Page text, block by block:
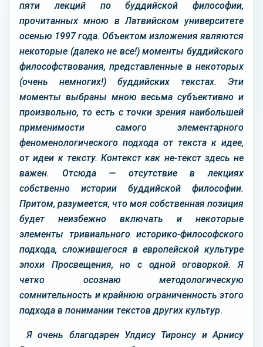
пяти лекций по буддийской философии,
прочитанных мною в Латвийском университете
осенью 1997 года. Объектом изложения являются
некоторые (далеко не все!) моменты буддийского
философствования, представленные в некоторых
(очень немногих!) буддийских текстах. Эти
моменты выбраны мною весьма субъективно и
произвольно, то есть с точки зрения наибольшей
применимости самого элементарного
феноменологического подхода от текста к идее,
от идеи к тексту. Контекст как не-текстздесь не
важен. Отсюда — отсутствие в лекциях
собственно истории буддийской философии.
Притом, разумеется, что моя собственная позиция
будет неизбежно включать и некоторые
элементы тривиального историко-философского
подхода, сложившегося в европейской культуре
эпохи Просвещения, но с одной оговоркой. Я
четко осознаю методологическую
сомнительность и крайнюю ограниченность этого
подхода в понимании текстов других культур.
Я очень благодарен Улдису Тиронсу и Арнису